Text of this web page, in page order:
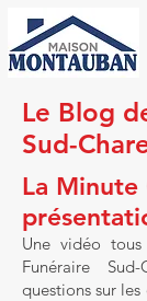
Le Blog
Sud-
La
Une vidéo
Funéraire
questions sur